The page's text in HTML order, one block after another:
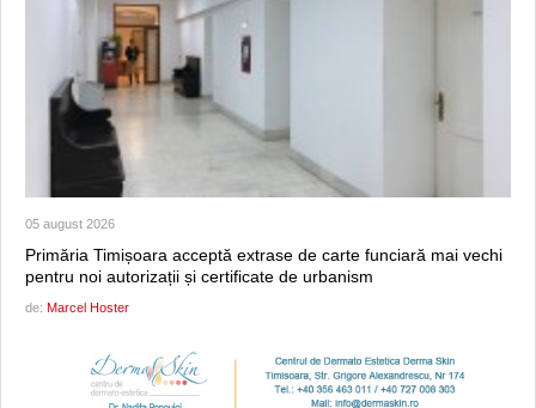
05 august 2026
Primăria Timișoara acceptă extrase de carte funciară mai vechi
pentru noi autorizații și certificate de urbanism
de: Marcel Hoster